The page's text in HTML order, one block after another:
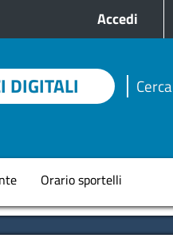
Accedi
DIGITALI Cerca
principale
Orario sportelli